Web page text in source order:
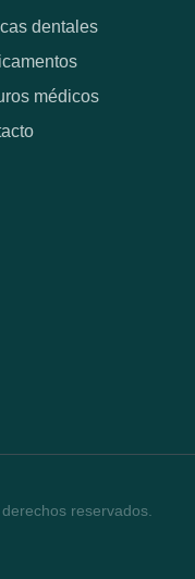
dentales
médicos
reservados.